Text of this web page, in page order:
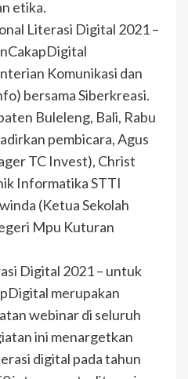
etika.
Literasi Digital 2021 –
Komunikasi dan
bersama Siberkreasi.
Buleleng, Bali, Rabu
pembicara, Agus
TC Invest), Christ
Informatika STTI
(Ketua Sekolah
Mpu Kuturan
Digital 2021 – untuk
merupakan
webinar di seluruh
ini menargetkan
digital pada tahun